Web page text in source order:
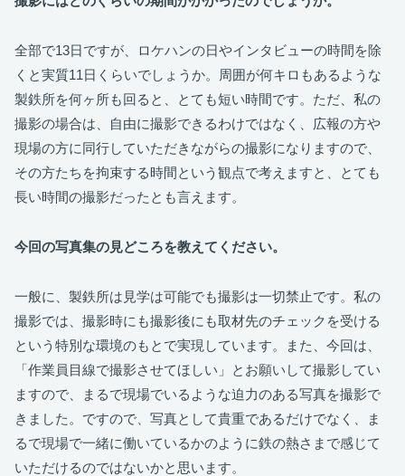
全部で13日ですが、ロケハンの日やインタビューの時間を除
くと実質11日くらいでしょうか。周囲が何キロもあるような
製鉄所を何ヶ所も回ると、とても短い時間です。ただ、私の
撮影の場合は、自由に撮影できるわけではなく、広報の方や
現場の方に同行していただきながらの撮影になりますので、
その方たちを拘束する時間という観点で考えますと、とても
長い時間の撮影だったとも言えます。
今回の写真集の見どころを教えてください。
一般に、製鉄所は見学は可能でも撮影は一切禁止です。私の
撮影では、撮影時にも撮影後にも取材先のチェックを受ける
という特別な環境のもとで実現しています。また、今回は、
「作業員目線で撮影させてほしい」とお願いして撮影してい
ますので、まるで現場でいるような迫力のある写真を撮影で
きました。ですので、写真として貴重であるだけでなく、ま
るで現場で一緒に働いているかのように鉄の熱さまで感じて
いただけるのではないかと思います。